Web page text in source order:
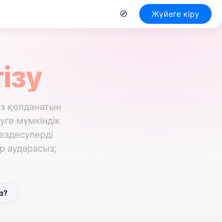
Жүйеге кіру
қолданатын
мүмкіндік
аударасыз;